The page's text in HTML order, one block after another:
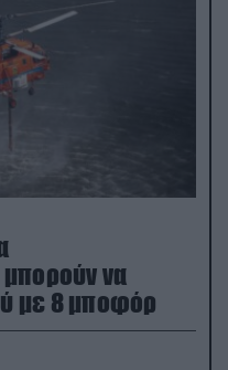
να
με 8 μποφόρ